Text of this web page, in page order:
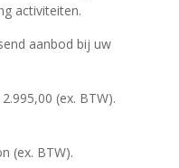
activiteiten.
aanbod bij uw
(ex. BTW).
(ex. BTW).